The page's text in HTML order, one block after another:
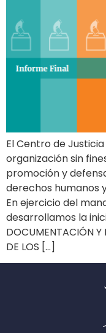
El Centro de
organización sin
promoción y
derechos humanos
En ejercicio del
desarrollamos la
DOCUMENTACIÓN Y
DE LOS […]